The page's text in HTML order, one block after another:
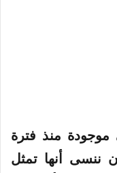
موجودة منذ فترة
ننسى أنها تمثل